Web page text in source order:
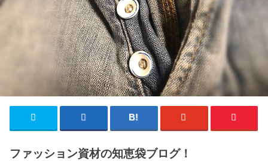
ファッション資材の知恵袋ブログ！